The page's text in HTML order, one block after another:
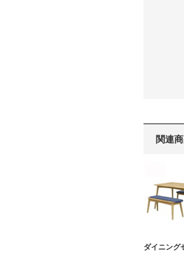
関連
ダイニング